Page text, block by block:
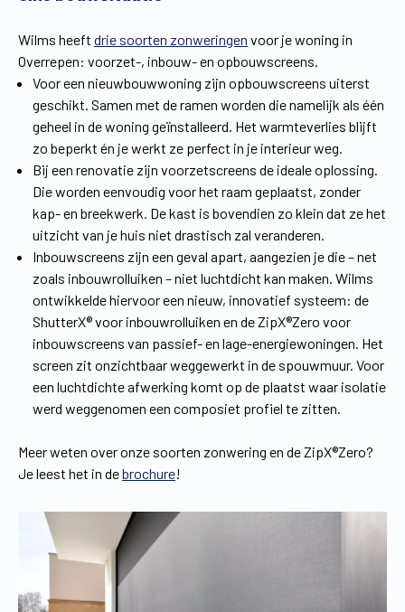
Wilms heeft drie soorten zonweringen voor je woning in
Overrepen: voorzet-, inbouw- en opbouwscreens.
Voor een nieuwbouwwoning zijn opbouwscreens uiterst
geschikt. Samen met de ramen worden die namelijk als één
geheel in de woning geïnstalleerd. Het warmteverlies blijft
zo beperkt én je werkt ze perfect in je interieur weg.
Bij een renovatie zijn voorzetscreens de ideale oplossing.
Die worden eenvoudig voor het raam geplaatst, zonder
kap- en breekwerk. De kast is bovendien zo klein dat ze het
uitzicht van je huis niet drastisch zal veranderen.
Inbouwscreens zijn een geval apart, aangezien je die – net
zoals inbouwrolluiken – niet luchtdicht kan maken. Wilms
ontwikkelde hiervoor een nieuw, innovatief systeem: de
ShutterX® voor inbouwrolluiken en de ZipX®Zero voor
inbouwscreens van passief- en lage-energiewoningen. Het
screen zit onzichtbaar weggewerkt in de spouwmuur. Voor
een luchtdichte afwerking komt op de plaatst waar isolatie
werd weggenomen een composiet profiel te zitten.
Meer weten over onze soorten zonwering en de ZipX®Zero?
Je leest het in debrochure!